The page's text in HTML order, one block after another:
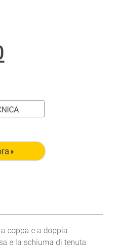
coppa e a doppia
e la schiuma di tenuta